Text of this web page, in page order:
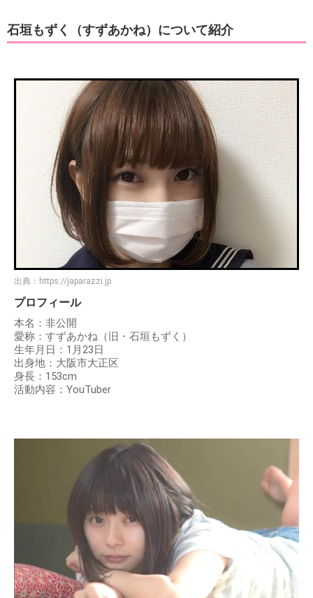
石垣もずく（すずあかね）について紹介
出典： https://japarazzi.jp
プロフィール
本名：非公開
愛称：すずあかね（旧・石垣もずく）
生年月日：1月23日
出身地：大阪市大正区
身長：153cm
活動内容：YouTuber